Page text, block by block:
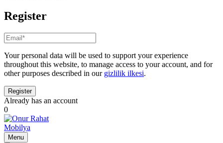
Register
Your personal data will be used to support your experience
throughout this website, to manage access to your account, and for
other purposes described in our gizlilik ilkesi.
Already has an account
0
Menu